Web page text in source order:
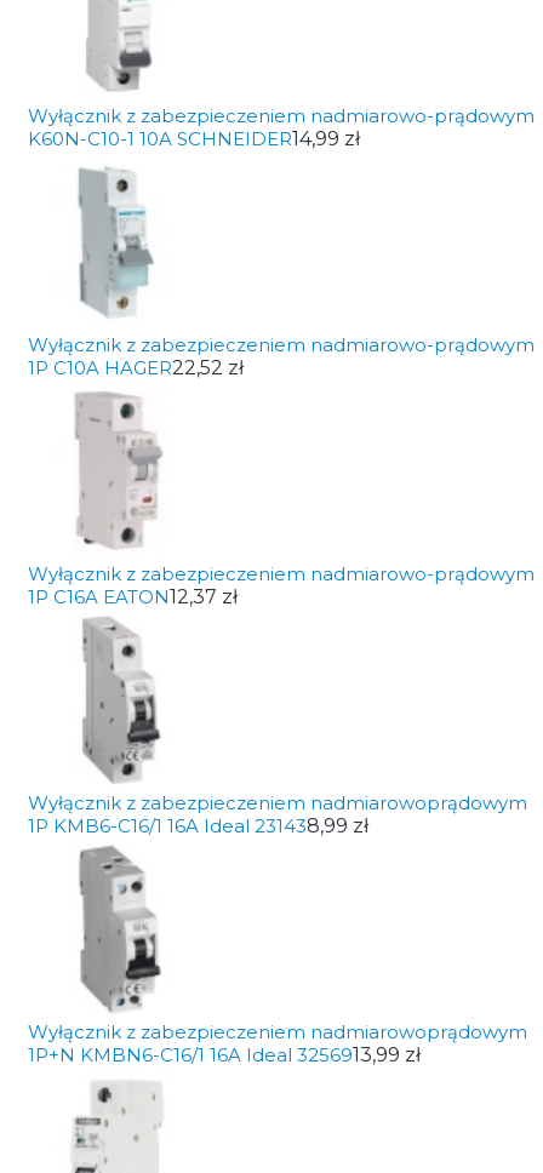
Wyłącznik z zabezpieczeniem nadmiarowo-prądowym
K60N-C10-1 10A SCHNEIDER14,99 zł
Wyłącznik z zabezpieczeniem nadmiarowo-prądowym
1P C10A HAGER22,52 zł
Wyłącznik z zabezpieczeniem nadmiarowo-prądowym
1P C16A EATON12,37 zł
Wyłącznik z zabezpieczeniem nadmiarowoprądowym
1P KMB6-C16/1 16A Ideal 231438,99 zł
Wyłącznik z zabezpieczeniem nadmiarowoprądowym
1P+N KMBN6-C16/1 16A Ideal 3256913,99 zł